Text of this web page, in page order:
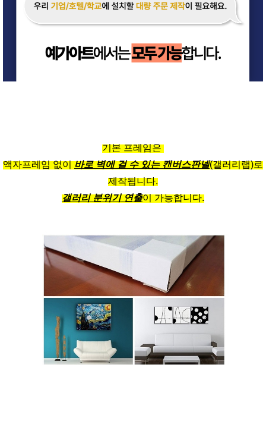
기본 프레임은
액자프레임 없이 바로 벽에 걸 수 있는 캔버스판넬(갤러리랩)로
제작됩니다.
갤러리 분위기 연출이 가능합니다.